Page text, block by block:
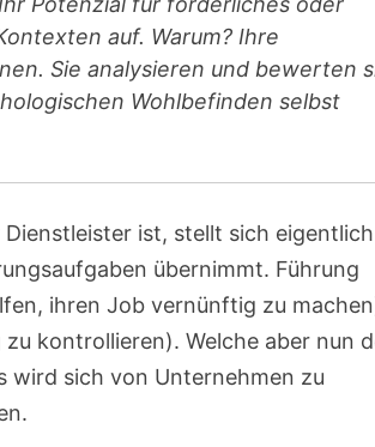
auf. Warum? Ihre
Sie analysieren und bewerten
Wohlbefinden selbst
ist, stellt sich
übernimmt. Führung
ihren Job vernünftig zu
kontrollieren). Welche aber nun
wird sich von Unternehmen zu